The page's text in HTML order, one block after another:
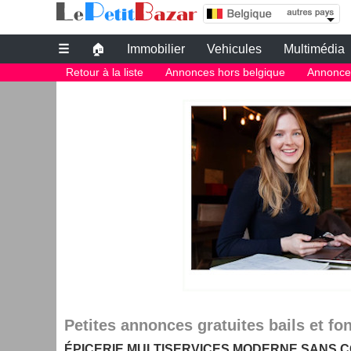
le bon coin belgique | epicerie multiservices
commerces
☰ 🏠 Immobilier Vehicules Multimédia
Leboncoin belgique
Petites annonces gratuites
petite annonce gratuite belgique
PETITES ANNONCES BELGIQUE
Le plus grand site de petites annonces pour des affaires d'occasion
Des annonces et de bonnes affaires d'occasion. Insérez
Retour à la liste Annonces hors belgique
Petites annonces gratuites bails et